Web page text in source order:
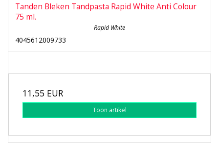
Tanden Bleken Tandpasta Rapid White Anti Colour
75 ml.
Rapid White
4045612009733
11,55 EUR
Toon artikel